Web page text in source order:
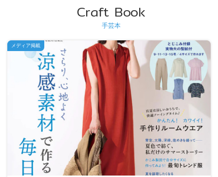
Craft Book
手芸本
メディア掲載